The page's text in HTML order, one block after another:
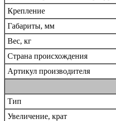
Крепление
Габариты, мм
Вес, кг
Страна происхождения
Артикул производителя
Тип
Увеличение, крат